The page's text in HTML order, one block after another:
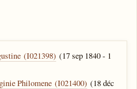
(I021398) (17 sep 1840 - 1
Philomene (I021400) (18 déc